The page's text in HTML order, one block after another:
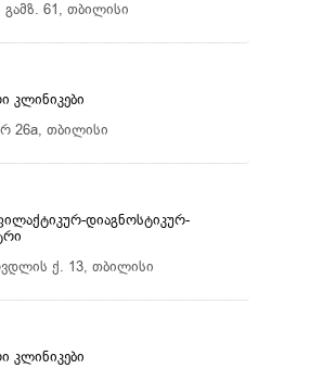
61, თბილისი
კლინიკები
26a, თბილისი
დიაგნოსტიკურ-
ქ. 13, თბილისი
კლინიკები